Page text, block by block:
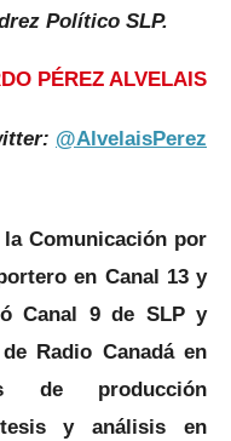
Político SLP.
PÉREZ ALVELAIS
@AlvelaisPerez
Comunicación por
en Canal 13 y
Canal 9 de SLP y
Radio Canadá en
de producción
y análisis en